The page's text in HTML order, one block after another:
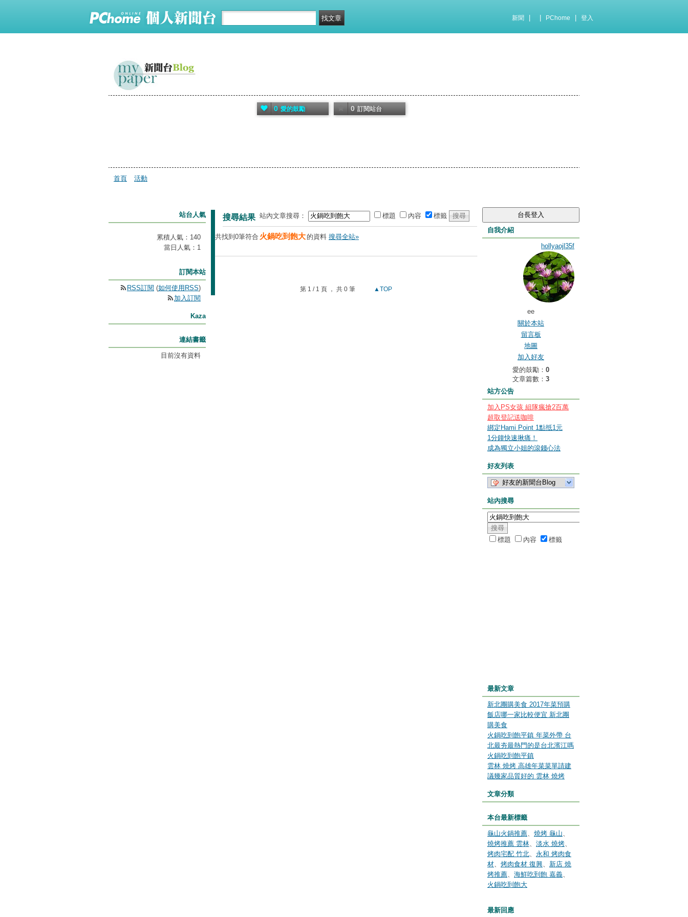
新聞 PChome 登入
0 愛的鼓勵 0 訂閱站台
首頁 活動
搜尋結果 站內文章搜尋： 標題 內容 標籤
共找到0筆符合 火鍋吃到飽大 的資料 搜尋全站»
第 1 / 1 頁 ， 共 0 筆 ▲TOP
自我介紹
hollyaojl35f
ee
關於本站
留言板
地圖
加入好友
愛的鼓勵： 0
文章篇數： 3
站方公告
加入PS女孩 組隊瘋搶2百萬
超取登記送咖啡
綁定Hami Point 1點抵1元
1分鐘快速揪痛！
成為獨立小姐的滾錢心法
好友列表
好友的新聞台Blog
站內搜尋
標題 內容 標籤
最新文章
新北團購美食 2017年菜預購
飯店哪一家比較便宜 新北團
購美食
火鍋吃到飽平鎮 年菜外帶 台
北最夯最熱門的是台北濱江嗎
火鍋吃到飽平鎮
雲林 燒烤 高雄年菜菜單請建
議幾家品質好的 雲林 燒烤
文章分類
本台最新標籤
龜山火鍋推薦、 燒烤 龜山、
燒烤推薦 雲林、 淡水 燒烤、
烤肉宅配 竹北、 永和 烤肉食
材、 烤肉食材 復興、 新店 燒
烤推薦、 海鮮吃到飽 嘉義、
火鍋吃到飽大
最新回應
站台人氣
累積人氣： 140
當日人氣： 1
訂閱本站
RSS訂閱 (如何使用RSS)
加入訂閱
Kaza
連結書籤
目前沒有資料